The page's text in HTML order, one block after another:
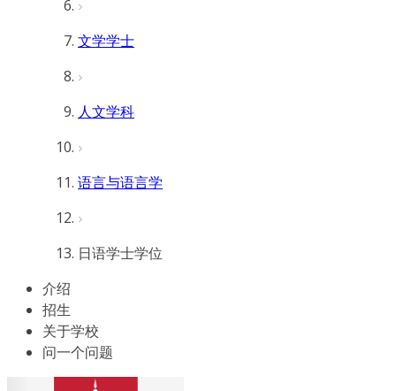
文学学士
人文学科
语言与语言学
日语学士学位
介绍
招生
关于学校
问一个问题